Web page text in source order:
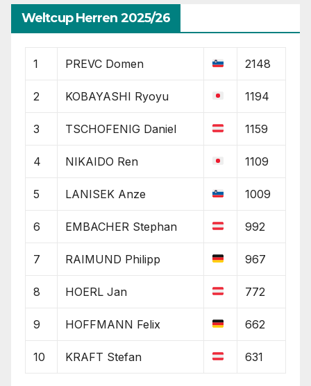
Weltcup Herren 2025/26
1 PREVC Domen 2148
2 KOBAYASHI Ryoyu 1194
3 TSCHOFENIG Daniel 1159
4 NIKAIDO Ren 1109
5 LANISEK Anze 1009
6 EMBACHER Stephan 992
7 RAIMUND Philipp 967
8 HOERL Jan 772
9 HOFFMANN Felix 662
10 KRAFT Stefan 631